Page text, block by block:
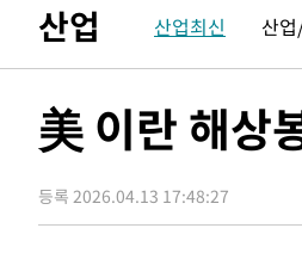
-23410초 전 > [속보]합수본, '투표
-23165초 전 >[속보]원·달러 환율,
-22947초 전 >[속보]코스닥, 5.95포
-20080초 전 >시리아 다마스쿠스 교
태
-19378초 전 >입추에도 극한더위…
산업 산업최신 산
美 이란 해상
등록 2026.04.13 17:48:27